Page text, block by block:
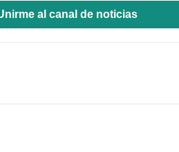
al canal de noticias